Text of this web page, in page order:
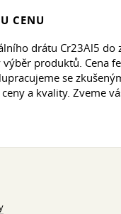
CENU
drátu Cr23Al5
produktů. Cena
se
a kvality. Zveme